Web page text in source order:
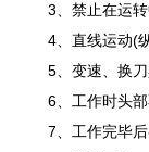
3、禁止在运
4、直线运动(
5、变速、换
6、工作时头
7、工作完毕